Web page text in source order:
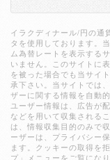
イラクディナール/円の通
タを使用しております。
ム為替レートを表示する
いません。このサイトに
を被った場合でも当サイ
承下さい。当サイトでは
ザーに関する情報を自動
ユーザー情報は、広告が
などを用いて収集される
は、情報収集目的のみで
ーザーは、プライバシー
ます。クッキーの取得を
プ」メニューをご覧にな